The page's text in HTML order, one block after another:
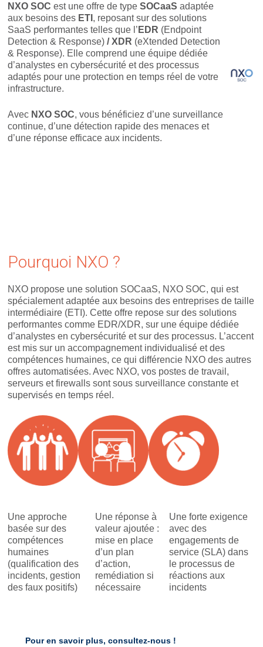
NXO SOC est une offre de typeSOCaaS adaptée
aux besoins des ETI , reposant sur des solutions
SaaS performantes telles que l’ EDR (Endpoint
Detection & Response) / XDR (eXtended Detection
& Response). Elle comprend une équipe dédiée
d’analystes en cybersécurité et des processus
adaptés pour une protection en temps réel de votre
infrastructure.
Avec NXO SOC, vous bénéficiez d’une surveillance
continue, d’une détection rapide des menaces et
d’une réponse efficace aux incidents.
Pourquoi NXO ?
NXO propose une solution SOCaaS, NXO SOC, qui est
spécialement adaptée aux besoins des entreprises de taille
intermédiaire (ETI). Cette offre repose sur des solutions
performantes comme EDR/XDR, sur une équipe dédiée
d’analystes en cybersécurité et sur des processus. L’accent
est mis sur un accompagnement individualisé et des
compétences humaines, ce qui différencie NXO des autres
offres automatisées. Avec NXO, vos postes de travail,
serveurs et firewalls sont sous surveillance constante et
supervisés en temps réel.
Une approche
basée sur des
compétences
humaines
(qualification des
incidents, gestion
des faux positifs)
Une réponse à
valeur ajoutée :
mise en place
d’un plan
d’action,
remédiation si
nécessaire
Une forte exigence
avec des
engagements de
service (SLA) dans
le processus de
réactions aux
incidents
Pour en savoir plus, consultez-nous !